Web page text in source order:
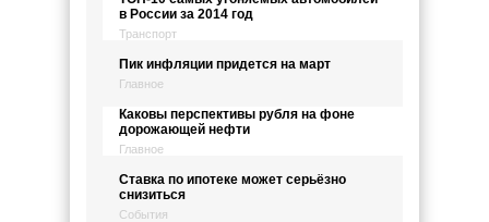
в России за 2014 год
Транспорт
Пик инфляции придется на март
Главное
Каковы перспективы рубля на фоне
дорожающей нефти
Главное
Ставка по ипотеке может серьёзно
снизиться
События